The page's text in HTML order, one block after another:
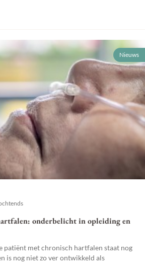
Nieuws
onderbelicht in opleiding en
patiënt met chronisch hartfalen staat nog
is nog niet zo ver ontwikkeld als